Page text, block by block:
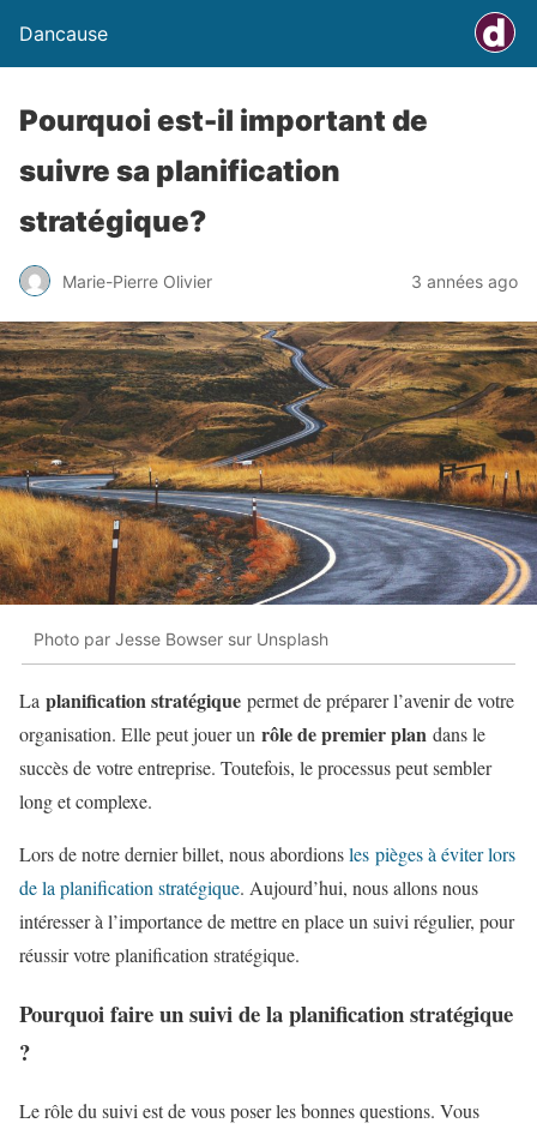
Dancause
Pourquoi est-il important de
suivre sa planification
stratégique?
Marie-Pierre Olivier 3 années ago
Photo par Jesse Bowser sur Unsplash
La planification stratégique permet de préparer l’avenir de votre
organisation. Elle peut jouer un rôle de premier plan dans le
succès de votre entreprise. Toutefois, le processus peut sembler
long et complexe.
Lors de notre dernier billet, nous abordionsles pièges à éviter lors
de la planification stratégique. Aujourd’hui, nous allons nous
intéresser à l’importance de mettre en place un suivi régulier, pour
réussir votre planification stratégique.
Pourquoi faire un suivi de la planification stratégique
?
Le rôle du suivi est de vous poser les bonnes questions. Vous